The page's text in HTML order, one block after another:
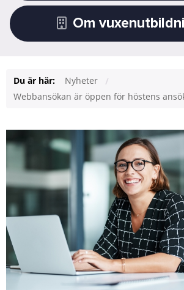
Om
Du är här:
Nyheter
Webbansökan är öppen för höstens